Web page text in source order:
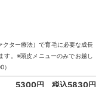
ター療法）で育毛に必要な成長
。※頭皮メニューのみでお越し
5300円 税込5830円